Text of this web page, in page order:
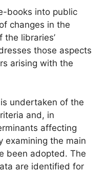
books into public
changes in the
the libraries’
those aspects
arising with the
undertaken of the
and, in
affecting
examining the main
been adopted. The
are identified for